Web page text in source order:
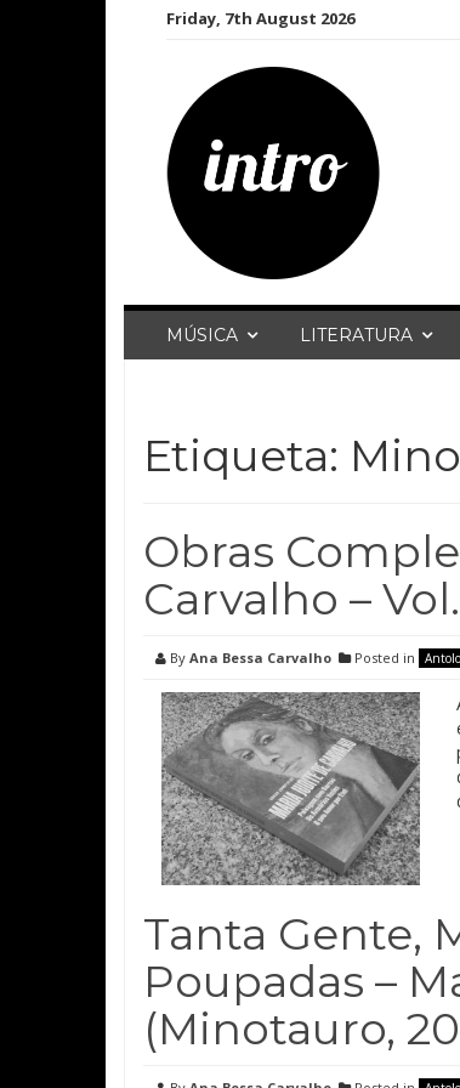
Friday, 7th August 2026
MÚSICA LITERATURA
Etiqueta:
Obras
Carvalho –
By Ana Bessa Carvalho Posted in
Tanta Gente,
Poupadas –
(Minotauro,